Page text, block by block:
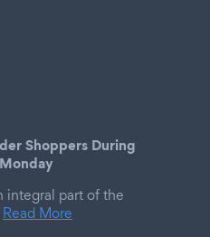
Shoppers During
integral part of the
Read More